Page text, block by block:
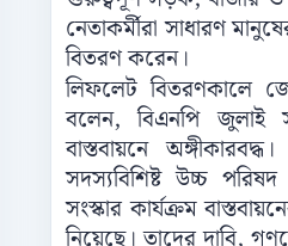
নেতাকর্মীরা সাধারণ
বিতরণ করেন।
লিফলেট বিতরণকালে
বলেন, বিএনপি জুলাই
বাস্তবায়নে
সদস্যবিশিষ্ট উচ্চ পরিষদ
সংস্কার কার্যক্রম